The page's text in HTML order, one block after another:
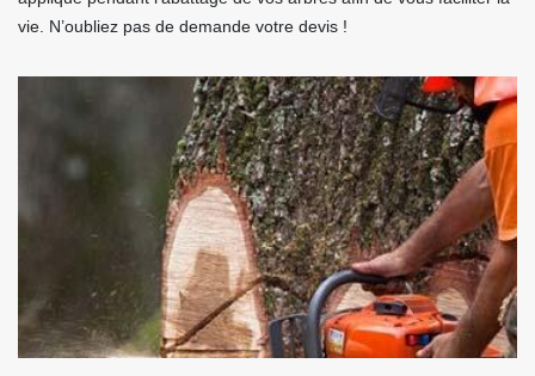
vie. N’oubliez pas de demande votre devis !